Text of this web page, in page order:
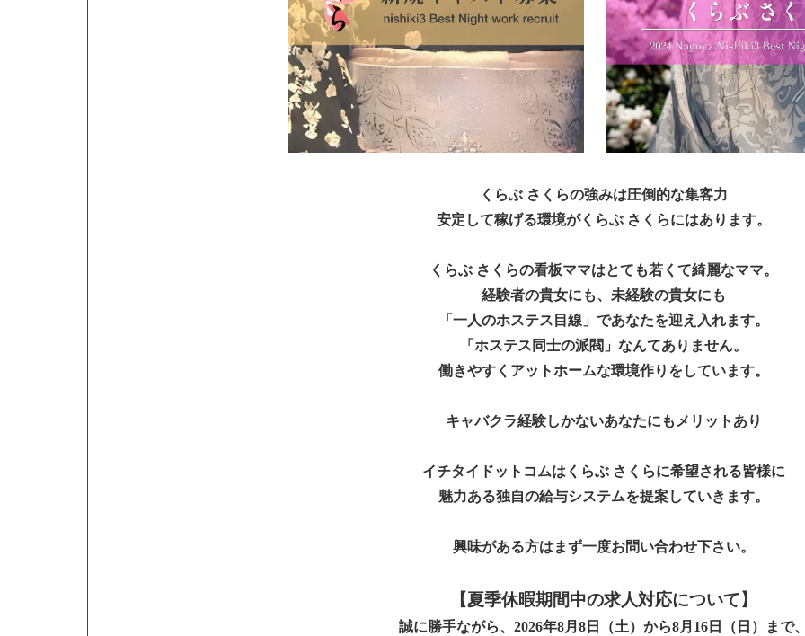
くらぶ さくらの強みは圧倒的な集客力
安定して稼げる環境がくらぶ さくらにはあります。
くらぶ さくらの看板ママはとても若くて綺麗なママ。
経験者の貴女にも、未経験の貴女にも
「一人のホステス目線」 であなたを迎え入れます。
「ホステス同士の派閥」なんてありません。
働きやすくアットホームな環境作りをしています。
キャバクラ経験しかないあなたにもメリットあり
イチタイドットコムはくらぶ さくらに希望される皆様に
魅力ある独自の給与システムを提案していきます。
興味がある方はまず一度お問い合わせ下さい。
【夏季休暇期間中の求人対応について】
誠に勝手ながら、2026年8月8日（土）から8月16日（日）まで